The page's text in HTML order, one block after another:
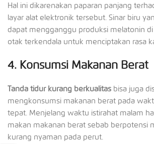
Hal ini dikarenakan paparan panjang
layar alat elektronik tersebut. Sinar biru
dapat mengganggu produksi melatonin
otak terkendala untuk menciptakan rasa
4. Konsumsi Makanan Berat
Tanda tidur kurang berkualitas bisa juga
mengkonsumsi makanan berat pada
tepat. Menjelang waktu istirahat malam
makan makanan berat sebab berpotensi
kurang nyaman pada perut.